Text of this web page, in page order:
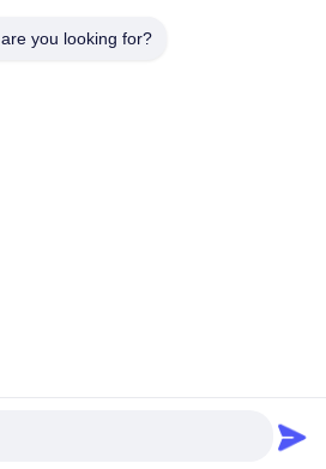
avenue Longhu, zone industrielle est,
Equipment Co., Ltd. Tout. Les droits
you looking for?